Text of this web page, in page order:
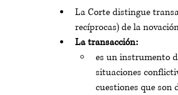
La Corte distingue
recíprocas) de la
La transacción:
es un instrumento
situaciones
cuestiones que